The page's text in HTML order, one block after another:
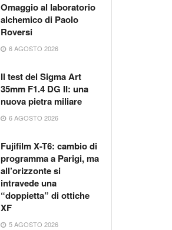
Omaggio al laboratorio
alchemico di Paolo
Roversi
6 AGOSTO 2026
Il test del Sigma Art
35mm F1.4 DG II: una
nuova pietra miliare
6 AGOSTO 2026
Fujifilm X-T6: cambio di
programma a Parigi, ma
all’orizzonte si
intravede una
“doppietta” di ottiche
XF
5 AGOSTO 2026